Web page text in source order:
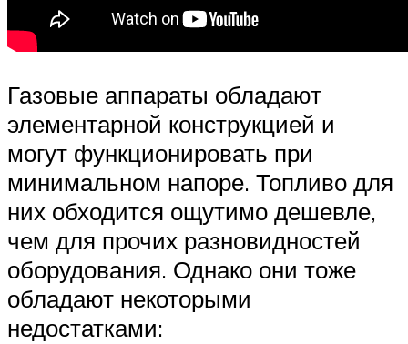
Газовые аппараты обладают
элементарной конструкцией и
могут функционировать при
минимальном напоре. Топливо для
них обходится ощутимо дешевле,
чем для прочих разновидностей
оборудования. Однако они тоже
обладают некоторыми
недостатками: